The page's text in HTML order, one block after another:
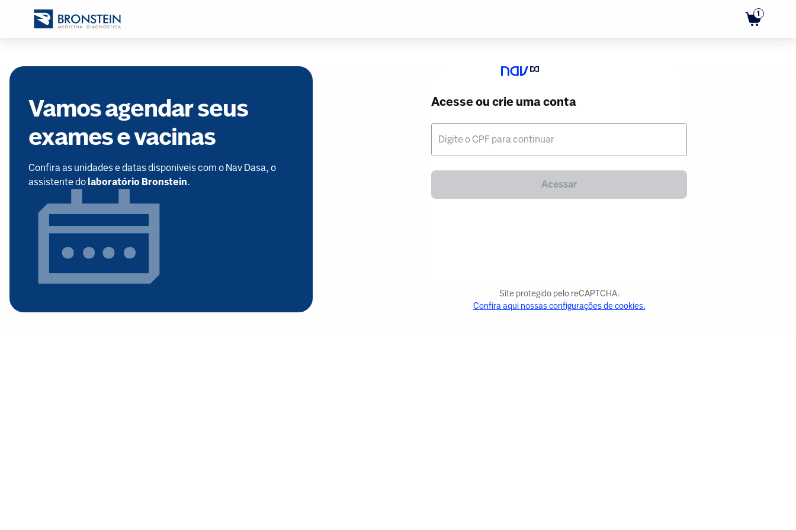
1
Vamos agendar seus
exames e vacinas
Confira as unidades e datas disponíveis com o Nav Dasa, o
assistente dolaboratório Bronstein.
Acesse ou crie uma conta
Digite o CPF para continuar
Acessar
Site protegido pelo reCAPTCHA.
Confira aqui nossas configurações de cookies.